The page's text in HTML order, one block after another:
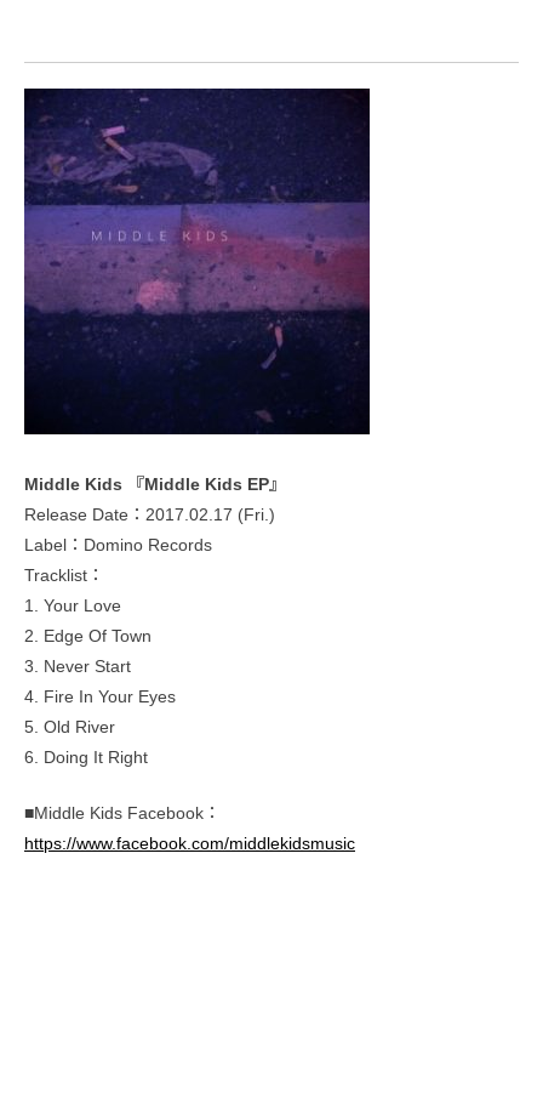
Middle Kids 『Middle Kids EP』
Release Date：2017.02.17 (Fri.)
Label：Domino Records
Tracklist：
1. Your Love
2. Edge Of Town
3. Never Start
4. Fire In Your Eyes
5. Old River
6. Doing It Right
■Middle Kids Facebook：
https://www.facebook.com/middlekidsmusic